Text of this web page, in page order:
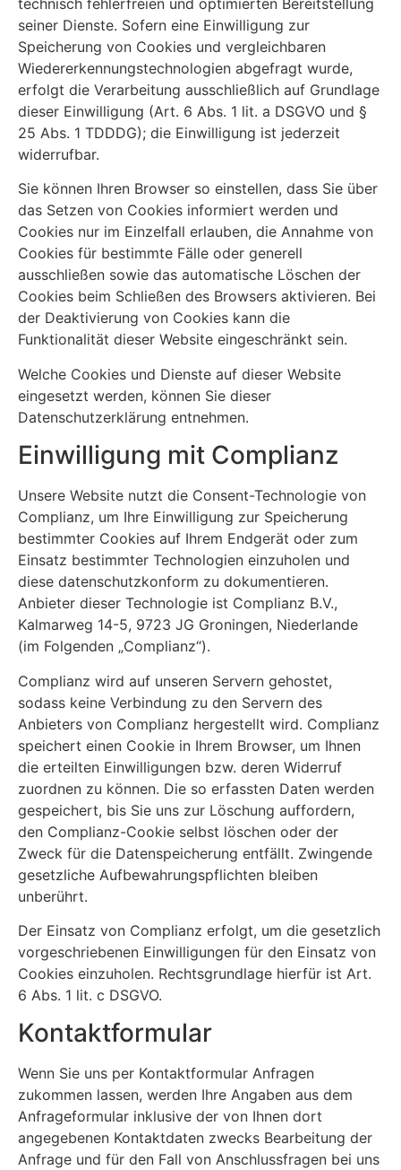
technisch fehlerfreien und optimierten Bereitstellung
seiner Dienste. Sofern eine Einwilligung zur
Speicherung von Cookies und vergleichbaren
Wiedererkennungstechnologien abgefragt wurde,
erfolgt die Verarbeitung ausschließlich auf Grundlage
dieser Einwilligung (Art. 6 Abs. 1 lit. a DSGVO und §
25 Abs. 1 TDDDG); die Einwilligung ist jederzeit
widerrufbar.
Sie können Ihren Browser so einstellen, dass Sie über
das Setzen von Cookies informiert werden und
Cookies nur im Einzelfall erlauben, die Annahme von
Cookies für bestimmte Fälle oder generell
ausschließen sowie das automatische Löschen der
Cookies beim Schließen des Browsers aktivieren. Bei
der Deaktivierung von Cookies kann die
Funktionalität dieser Website eingeschränkt sein.
Welche Cookies und Dienste auf dieser Website
eingesetzt werden, können Sie dieser
Datenschutzerklärung entnehmen.
Einwilligung mit Complianz
Unsere Website nutzt die Consent-Technologie von
Complianz, um Ihre Einwilligung zur Speicherung
bestimmter Cookies auf Ihrem Endgerät oder zum
Einsatz bestimmter Technologien einzuholen und
diese datenschutzkonform zu dokumentieren.
Anbieter dieser Technologie ist Complianz B.V.,
Kalmarweg 14-5, 9723 JG Groningen, Niederlande
(im Folgenden „Complianz“).
Complianz wird auf unseren Servern gehostet,
sodass keine Verbindung zu den Servern des
Anbieters von Complianz hergestellt wird. Complianz
speichert einen Cookie in Ihrem Browser, um Ihnen
die erteilten Einwilligungen bzw. deren Widerruf
zuordnen zu können. Die so erfassten Daten werden
gespeichert, bis Sie uns zur Löschung auffordern,
den Complianz-Cookie selbst löschen oder der
Zweck für die Datenspeicherung entfällt. Zwingende
gesetzliche Aufbewahrungspflichten bleiben
unberührt.
Der Einsatz von Complianz erfolgt, um die gesetzlich
vorgeschriebenen Einwilligungen für den Einsatz von
Cookies einzuholen. Rechtsgrundlage hierfür ist Art.
6 Abs. 1 lit. c DSGVO.
Kontaktformular
Wenn Sie uns per Kontaktformular Anfragen
zukommen lassen, werden Ihre Angaben aus dem
Anfrageformular inklusive der von Ihnen dort
angegebenen Kontaktdaten zwecks Bearbeitung der
Anfrage und für den Fall von Anschlussfragen bei uns